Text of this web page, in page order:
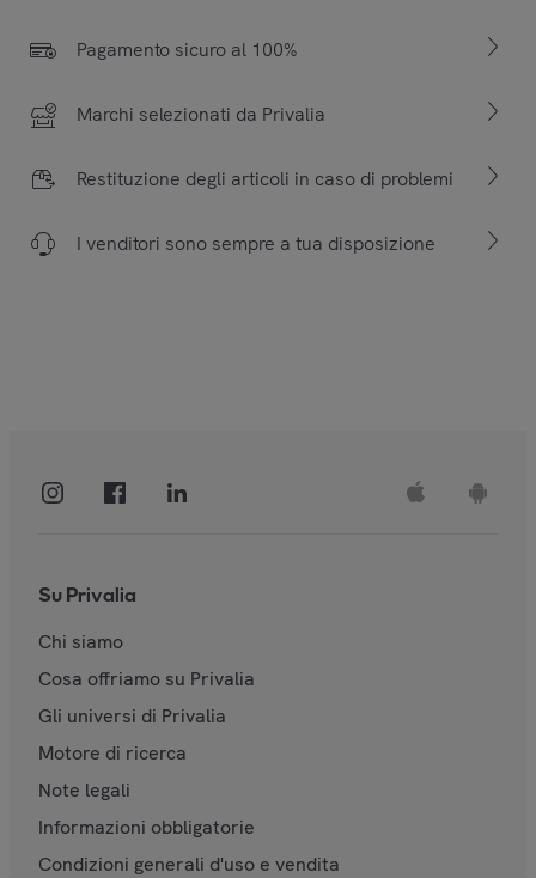
Pagamento sicuro al 100%
Marchi selezionati da Privalia
Restituzione degli articoli in caso di problemi
I venditori sono sempre a tua disposizione
Su Privalia
Chi siamo
Cosa offriamo su Privalia
Gli universi di Privalia
Motore di ricerca
Note legali
Informazioni obbligatorie
Condizioni generali d'uso e vendita